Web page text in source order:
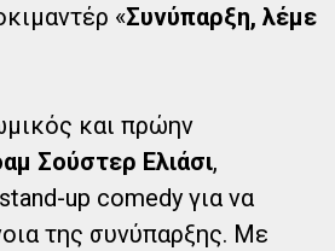
«Συνύπαρξη, λέμε
και πρώην
Σούστερ Ελιάσι,
up comedy για να
της συνύπαρξης. Με